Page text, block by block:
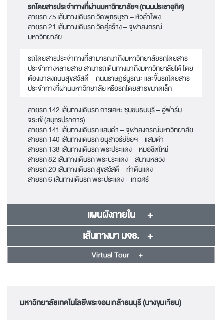
รถโดยสารประจำทางที่ผ่านมหาวิทยาลัยฯ (ถนนประชาอุทิศ)
สายรถ 75 เส้นทางเดินรถ วัดพุทธบูชา – หัวลำโพง
สายรถ 21 เส้นทางเดินรถ วัดคู่สร้าง – จุฬาลงกรณ์
มหาวิทยาลัย
รถโดยสารประจำทางที่สามารถมาถึงมหาวิทยาลัยรถโดยสาร
ประจำทางหลายสาย สามารถเดินทางมาถึงมหาวิทยาลัยได้ โดย
ต้องมาลงถนนสุขสวัสดิ์ – ถนนราษฎร์บูรณะ และขึ้นรถโดยสาร
ประจำทางที่ผ่านมหาวิทยาลัย หรือรถโดยสารขนาดเล็ก
สายรถ 142 เส้นทางเดินรถ การเคหะ ชุมชนธนบุรี – อู่ฟาร์ม
จระเข้ (สมุทรปราการ)
สายรถ 141 เส้นทางเดินรถ แสมดำ – จุฬาลงกรณ์มหาวิทยาลัย
สายรถ 140 เส้นทางเดินรถ อนุสาวรีย์ชัยฯ – แสมดำ
สายรถ 138 เส้นทางเดินรถ พระประแดง – หมอชิตใหม่
สายรถ 82 เส้นทางเดินรถ พระประแดง – สนามหลวง
สายรถ 20 เส้นทางเดินรถ สุขสวัสดิ์ – ท่าดินแดง
สายรถ 6 เส้นทางเดินรถ พระประแดง – เทเวศร์
แผนผังภายใน
เส้นทางมา มจธ.
มหาวิทยาลัยเทคโนโลยีพระจอมเกล้าธนบุรี (บางขุนเทียน)